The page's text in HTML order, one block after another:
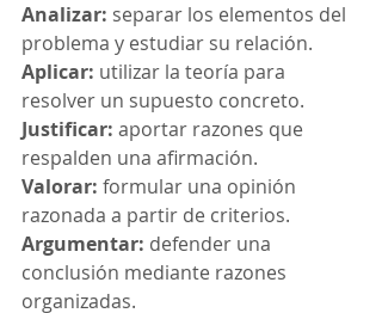
Analizar: separar los elementos del
problema y estudiar su relación.
Aplicar: utilizar la teoría para
resolver un supuesto concreto.
Justificar: aportar razones que
respalden una afirmación.
Valorar: formular una opinión
razonada a partir de criterios.
Argumentar: defender una
conclusión mediante razones
organizadas.